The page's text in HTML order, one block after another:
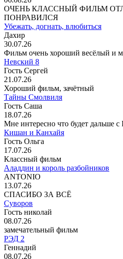
ОЧЕНЬ КЛАССНЫЙ ФИЛЬМ
ПОНРАВИЛСЯ
Убежать, догнать, влюбиться
Дахир
30.07.26
Фильм очень хороший весёлый и
Невский 8
Гость Сергей
21.07.26
Хороший фильм, зачётный
Тайны Смолвиля
Гость Саша
18.07.26
Мне интересно что будет дальше
Кишан и Канхайя
Гость Ольга
17.07.26
Классный фильм
Аладдин и король разбойников
ANTONIO
13.07.26
СПАСИБО ЗА ВСЁ
Суворов
Гость николай
08.07.26
замечательный фильм
РЭД 2
Геннадий
08.07.26